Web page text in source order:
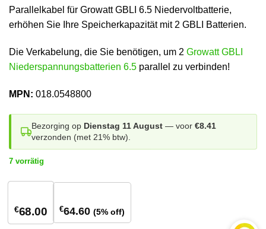
Parallelkabel für Growatt GBLI 6.5 Niedervoltbatterie,
erhöhen Sie Ihre Speicherkapazität mit 2 GBLI Batterien.
Die Verkabelung, die Sie benötigen, um 2 Growatt GBLI
Niederspannungsbatterien 6.5 parallel zu verbinden!
MPN: 018.0548800
Bezorging op Dienstag 11 August — voor €8.41
verzonden (met 21% btw).
7 vorrätig
€68.00 €64.60 (5% off)